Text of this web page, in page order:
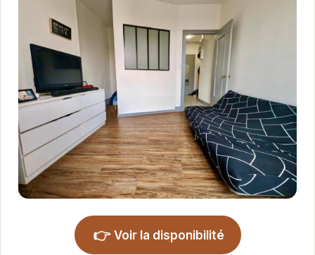
👉 Voir la disponibilité